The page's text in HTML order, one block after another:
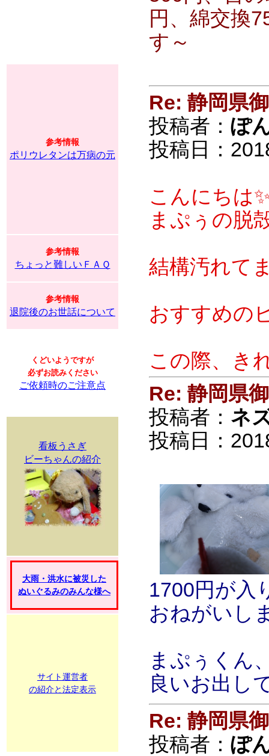
参考情報
ポリウレタンは万病の元
参考情報
ちょっと難しいＦＡＱ
参考情報
退院後のお世話について
くどいようですが
必ずお読みください
ご依頼時のご注意点
看板うさぎ
ビーちゃんの紹介
大雨・洪水に被災した
ぬいぐるみのみんな様へ
サイト運営者
の紹介と法定表示
円、綿交換
す～
Re: 静岡県
投稿者： ぽ
投稿日：
こんにちは
まぷぅの脱
結構汚れて
おすすめの
この際、き
Re: 静岡県
投稿者： ネ
投稿日：
1700円が入
おねがいし
まぷぅくん
良いお出し
Re: 静岡県
投稿者： ぽ